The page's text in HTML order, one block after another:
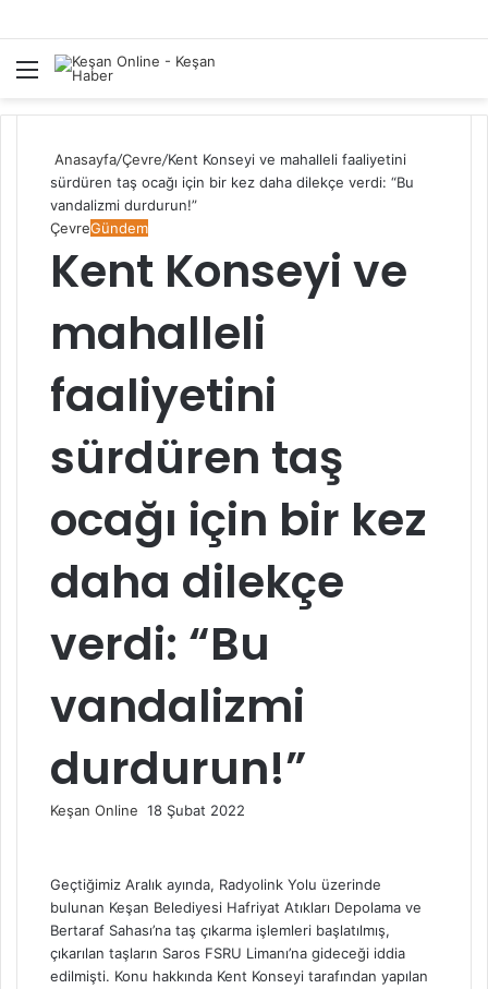
Menü
Anasayfa/Çevre/Kent Konseyi ve mahalleli faaliyetini
sürdüren taş ocağı için bir kez daha dilekçe verdi: “Bu
vandalizmi durdurun!”
ÇevreGündem
Kent Konseyi ve
mahalleli
faaliyetini
sürdüren taş
ocağı için bir kez
daha dilekçe
verdi: “Bu
vandalizmi
durdurun!”
Keşan Online Bir
göndermek
18 Şubat 2022
Geçtiğimiz Aralık ayında, Radyolink Yolu üzerinde
bulunan Keşan Belediyesi Hafriyat Atıkları Depolama ve
Bertaraf Sahası’na taş çıkarma işlemleri başlatılmış,
çıkarılan taşların Saros FSRU Limanı’na gideceği iddia
edilmişti. Konu hakkında Kent Konseyi tarafından yapılan